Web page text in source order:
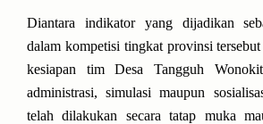
Diantara indikator yang dijadikan
dalam kompetisi tingkat provinsi
kesiapan tim Desa Tangguh
administrasi, simulasi maupun
telah dilakukan secara tatap muka